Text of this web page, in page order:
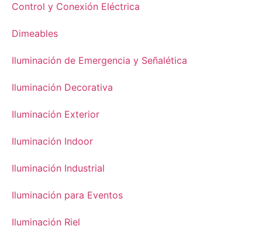
Control y Conexión Eléctrica
Dimeables
Iluminación de Emergencia y Señalética
Iluminación Decorativa
Iluminación Exterior
Iluminación Indoor
Iluminación Industrial
Iluminación para Eventos
Iluminación Riel